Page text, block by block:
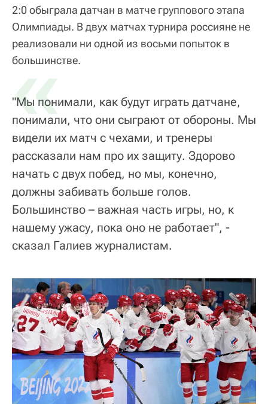
2:0 обыграла датчан в матче группового этапа
Олимпиады. В двух матчах турнира россияне не
реализовали ни одной из восьми попыток в
большинстве.
«
"Мы понимали, как будут играть датчане,
понимали, что они сыграют от обороны. Мы
видели их матч с чехами, и тренеры
рассказали нам про их защиту. Здорово
начать с двух побед, но мы, конечно,
должны забивать больше голов.
Большинство – важная часть игры, но, к
нашему ужасу, пока оно не работает", -
сказал Галиев журналистам.